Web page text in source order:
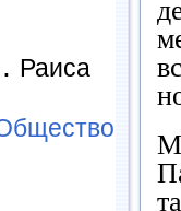
Раиса